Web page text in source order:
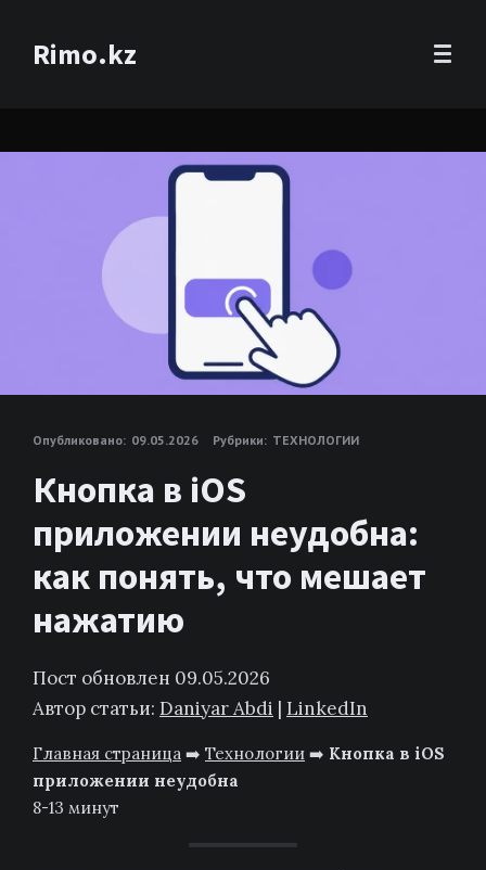
Rimo.kz
Опубликовано: 09.05.2026 Рубрики: ТЕХНОЛОГИИ
Кнопка в iOS
приложении неудобна:
как понять, что мешает
нажатию
Пост обновлен 09.05.2026
Автор статьи: Daniyar Abdi | LinkedIn
Главная страница ➡️ Технологии ➡️ Кнопка в iOS
приложении неудобна
8-13 минут